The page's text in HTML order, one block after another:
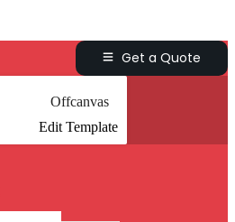
Get a Quote
Offcanvas
Edit Template